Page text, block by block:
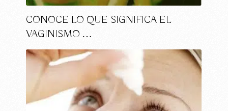
CONOCE LO QUE SIGNIFICA EL
VAGINISMO …